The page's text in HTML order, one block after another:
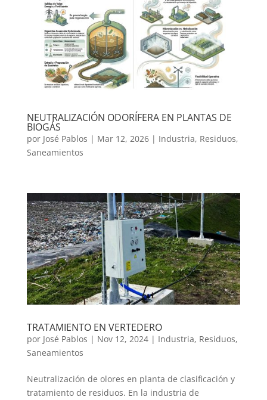
NEUTRALIZACIÓN ODORÍFERA EN PLANTAS DE
BIOGÁS
por José Pablos | Mar 12, 2026| Industria, Residuos,
Saneamientos
TRATAMIENTO EN VERTEDERO
por José Pablos | Nov 12, 2024| Industria, Residuos,
Saneamientos
Neutralización de olores en planta de clasificación y
tratamiento de residuos. En la industria de